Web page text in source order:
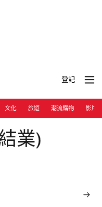
登記
文化 旅遊 潮流購物 影片
業)